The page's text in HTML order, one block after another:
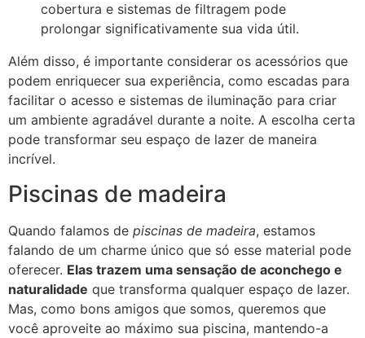
cobertura e sistemas de filtragem pode
prolongar significativamente sua vida útil.
Além disso, é importante considerar os acessórios que
podem enriquecer sua experiência, como escadas para
facilitar o acesso e sistemas de iluminação para criar
um ambiente agradável durante a noite. A escolha certa
pode transformar seu espaço de lazer de maneira
incrível.
Piscinas de madeira
Quando falamos de piscinas de madeira, estamos
falando de um charme único que só esse material pode
oferecer. Elas trazem uma sensação de aconchego e
naturalidade que transforma qualquer espaço de lazer.
Mas, como bons amigos que somos, queremos que
você aproveite ao máximo sua piscina, mantendo-a